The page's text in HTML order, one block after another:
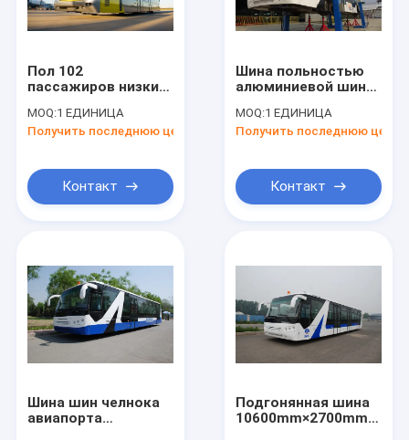
Продукты
О нас
Путешествие фабрики
Пол 102
пассажиров низкий
автобусе
пассажира
выскальзования
MOQ:1 ЕДИНИЦА
Получить последнюю цену
Контакт
Шина польностью
алюминиевой шины
аэропорта тела
Aero с стандартом
MOQ:1 ЕДИНИЦА
Получить последнюю цену
Контакт
Шина шин челнока
авиапорта
Подгонянная шина